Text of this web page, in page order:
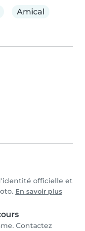
Amical
officielle et
En savoir plus
Contactez